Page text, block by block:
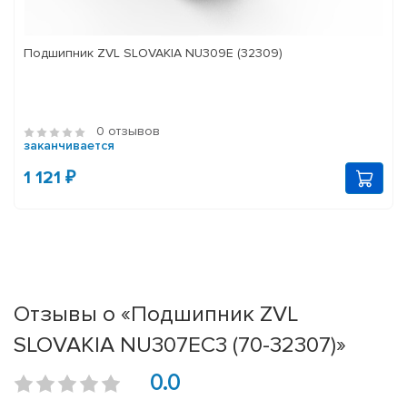
Подшипник ZVL SLOVAKIA NU309E (32309)
0 отзывов
заканчивается
1 121 ₽
Отзывы о «Подшипник ZVL
SLOVAKIA NU307EC3 (70-32307)»
0.0